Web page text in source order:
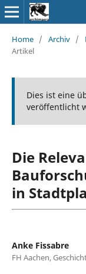
Home / Archiv /
Artikel
Dies ist eine
veröffentlicht
Die
in
Anke Fissabre
FH Aachen,